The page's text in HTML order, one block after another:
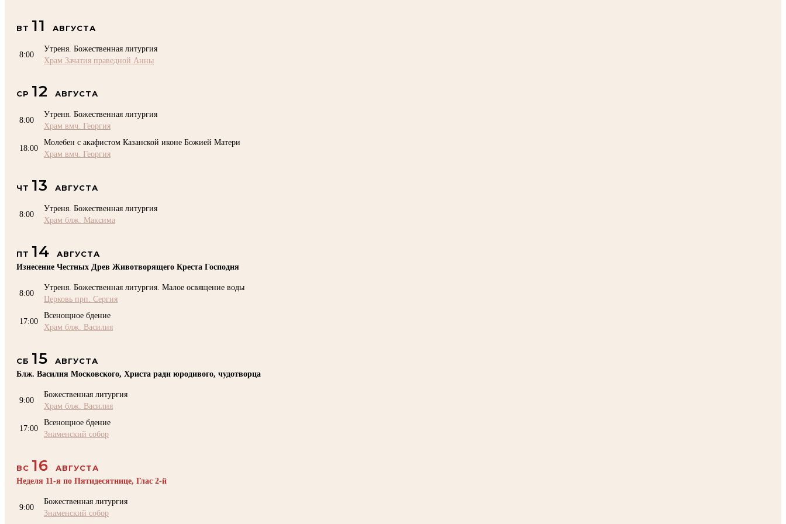
ВТ 11 АВГУСТА
8:00
Утреня. Божественная литургия
Храм Зачатия праведной Анны
СР 12 АВГУСТА
8:00
Утреня. Божественная литургия
Храм вмч. Георгия
18:00
Молебен с акафистом Казанской иконе Божией Матери
Храм вмч. Георгия
ЧТ 13 АВГУСТА
8:00
Утреня. Божественная литургия
Храм блж. Максима
ПТ 14
АВГУСТА
Изнесение Честных Древ Животворящего Креста Господня
8:00
Утреня. Божественная литургия. Малое освящение воды
Церковь прп. Сергия
17:00
Всенощное бдение
Храм блж. Василия
СБ 15
АВГУСТА
Блж. Василия Московского, Христа ради юродивого, чудотворца
9:00
Божественная литургия
Храм блж. Василия
17:00
Всенощное бдение
Знаменский собор
ВС 16
АВГУСТА
Неделя 11-я по Пятидесятнице, Глас 2-й
9:00
Божественная литургия
Знаменский собор